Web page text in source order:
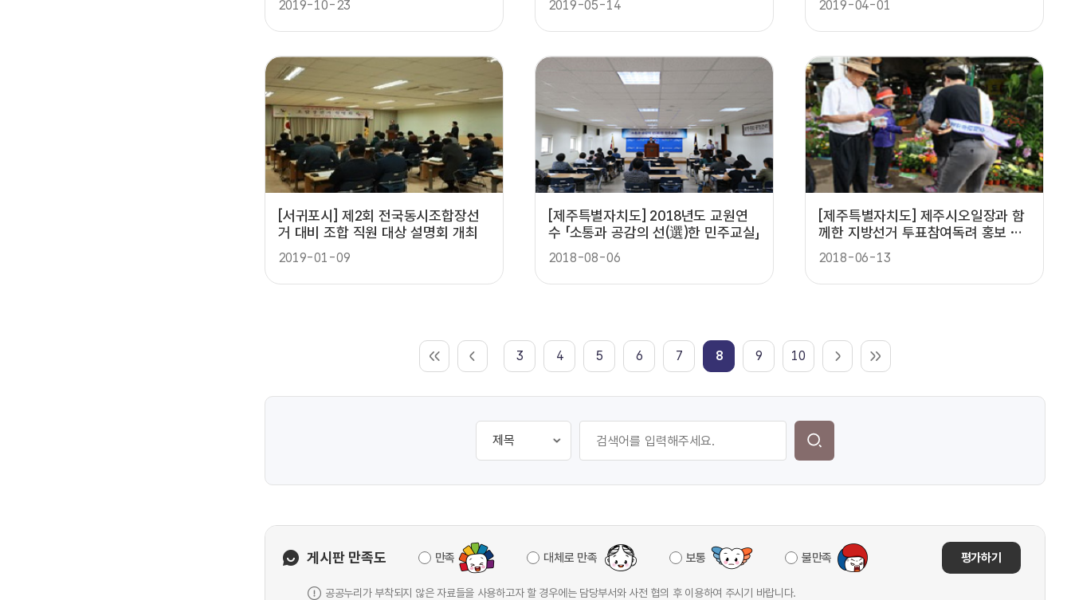
2019-10-23 2019-05-14 2019-04-01
[서귀포시] 제2회 전국동시조합장선
거 대비 조합 직원 대상 설명회 개최
2019-01-09
[제주특별자치도] 2018년도 교원연
수 「소통과 공감의 선(選)한 민주교실」
2018-08-06
[제주특별자치도] 제주시오일장과 함
께한 지방선거 투표참여독려 홍보 캠
페인
2018-06-13
3 4 5 6 7 8 9 10
게시판 만족도 만족 대체로 만족 보통 불만족 평가하기
공공누리가 부착되지 않은 자료들을 사용하고자 할 경우에는 담당부서와 사전 협의 후 이용하여 주시기 바랍니다.